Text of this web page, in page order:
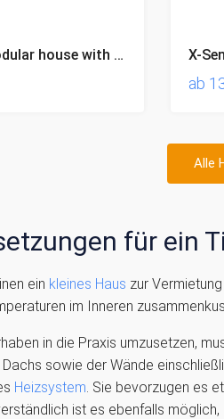
30 m2 modular house with entresol
ab
Alle
für ein
ein kleines Haus zur
im Inneren
in die Praxis umzusetzen,
sowie der Wände
Heizsystem. Sie bevorzugen es
ist es ebenfalls